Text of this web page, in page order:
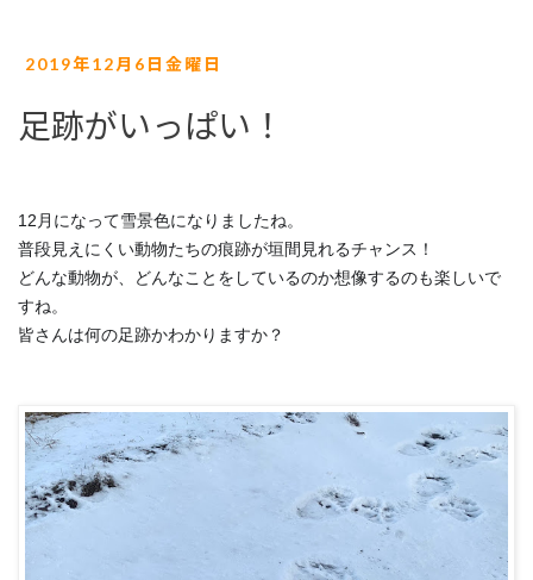
2019年12月6日金曜日
足跡がいっぱい！
12月になって雪景色になりましたね。
普段見えにくい動物たちの痕跡が垣間見れるチャンス！
どんな動物が、どんなことをしているのか想像するのも楽しいで
すね。
皆さんは何の足跡かわかりますか？